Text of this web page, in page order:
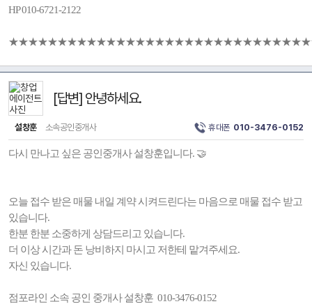
HP 010-6721-2122
[답변] 안녕하세요.
설창훈 소속공인중개사 휴대폰 010-3476-0152
다시 만나고 싶은 공인중개사 설창훈입니다. 🤝
오늘 접수 받은 매물 내일 계약 시켜드린다는 마음으로 매물 접수 받고
있습니다.
한분 한분 소중하게 상담드리고 있습니다.
더 이상 시간과 돈 낭비하지 마시고 저한테 맡겨주세요.
자신 있습니다.
점포라인 소속 공인 중개사 설창훈 010-3476-0152